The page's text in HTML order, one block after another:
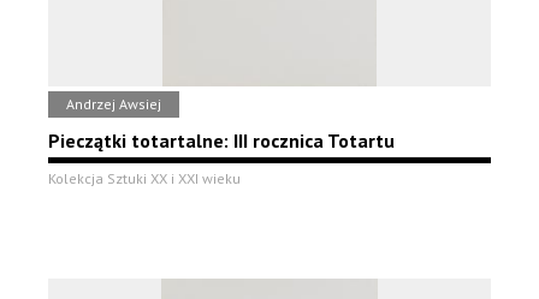
Andrzej Awsiej
Pieczątki totartalne: III rocznica Totartu
Kolekcja Sztuki XX i XXI wieku